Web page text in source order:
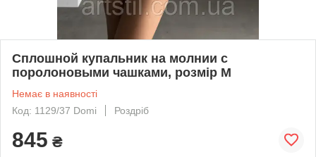
Сплошной купальник на молнии с
поролоновыми чашками, розмір М
Немає в наявності
Код: 1129/37 Domi
Роздріб
845 ₴